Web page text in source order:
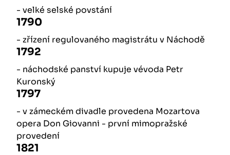
- velké selské povstání
1790
- zřízení regulovaného magistrátu v Náchodě
1792
- náchodské panství kupuje vévoda Petr
Kuronský
1797
- v zámeckém divadle provedena Mozartova
opera Don Giovanni - první mimopražské
provedení
1821